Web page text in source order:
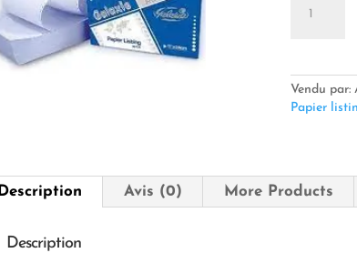
Vendu par:
Papier
Description Avis (0) More Products
Description